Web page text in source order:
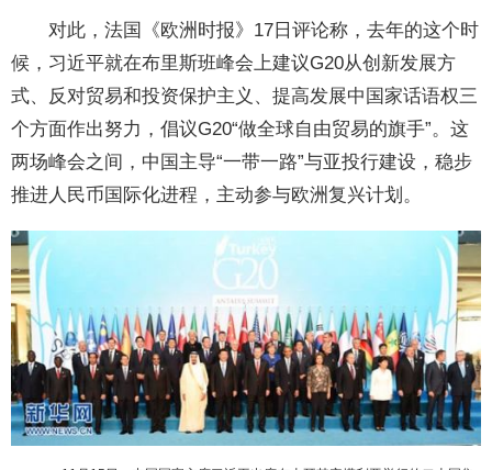
对此，法国《欧洲时报》17日评论称，去年的这个时
候，习近平就在布里斯班峰会上建议G20从创新发展方
式、反对贸易和投资保护主义、提高发展中国家话语权三
个方面作出努力，倡议G20“做全球自由贸易的旗手”。这
两场峰会之间，中国主导“一带一路”与亚投行建设，稳步
推进人民币国际化进程，主动参与欧洲复兴计划。